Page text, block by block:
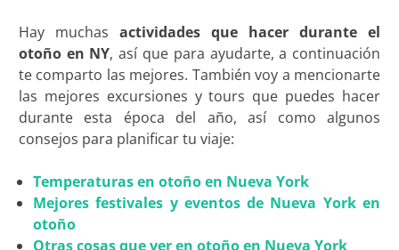
Hay muchas actividades que hacer durante el
otoño en NY, así que para ayudarte, a continuación
te comparto las mejores. También voy a mencionarte
las mejores excursiones y tours que puedes hacer
durante esta época del año, así como algunos
consejos para planificar tu viaje:
Temperaturas en otoño en Nueva York
Mejores festivales y eventos de Nueva York en
otoño
Otras cosas que ver en otoño en Nueva York